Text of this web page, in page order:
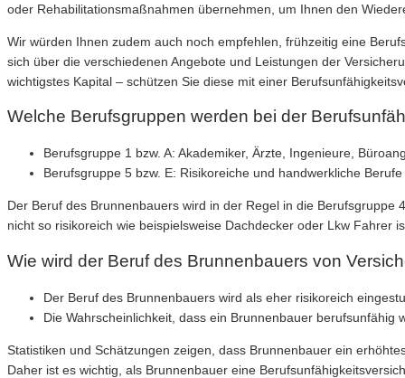
oder Rehabilitationsmaßnahmen übernehmen, um Ihnen den
Wir würden Ihnen zudem auch noch empfehlen, frühzeitig eine
sich über die verschiedenen Angebote und Leistungen der
wichtigstes Kapital – schützen Sie diese mit einer
Welche Berufsgruppen werden bei der
Berufsgruppe 1 bzw. A: Akademiker, Ärzte, Ingenieure,
Berufsgruppe 5 bzw. E: Risikoreiche und handwerkliche
Der Beruf des Brunnenbauers wird in der Regel in die
nicht so risikoreich wie beispielsweise Dachdecker oder Lkw Fahrer
Wie wird der Beruf des Brunnenbauers von
Der Beruf des Brunnenbauers wird als eher risikoreich
Die Wahrscheinlichkeit, dass ein Brunnenbauer
Statistiken und Schätzungen zeigen, dass Brunnenbauer ein
Daher ist es wichtig, als Brunnenbauer eine